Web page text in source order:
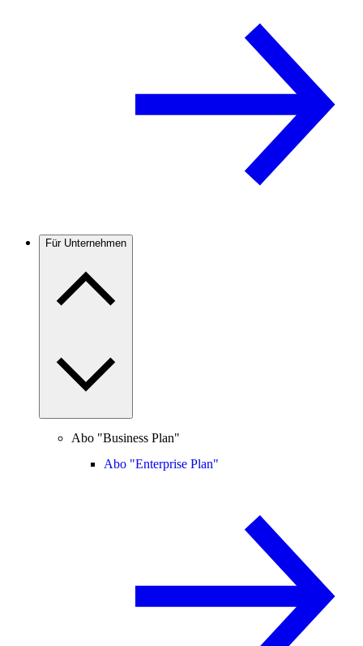
Für Unternehmen
Abo "Business Plan"
Abo "Enterprise Plan"